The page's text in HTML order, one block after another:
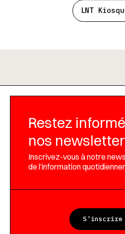
LNT
Restez
nos
Inscrivez-vous à notre
de l’information
S'inscrire